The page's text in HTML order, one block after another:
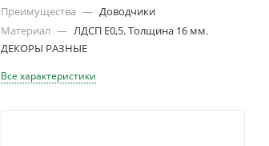
Преимущества — Доводчики
Материал — ЛДСП Е0,5. Толщина 16 мм.
ДЕКОРЫ РАЗНЫЕ
Все характеристики